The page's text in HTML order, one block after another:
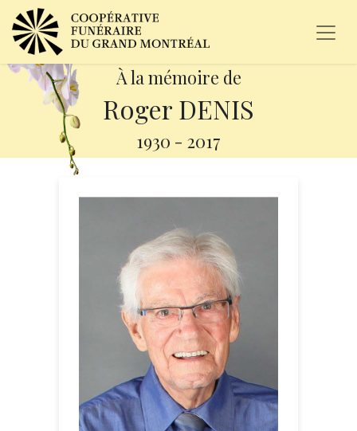
À la mémoire de
Roger DENIS
1930 - 2017